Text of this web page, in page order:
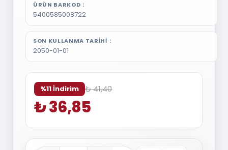
ÜRÜN BARKOD
5400585008722
SON KULLANMA TARIHI
2050-01-01
%11 İndirim ₺ 41,40
₺ 36,85